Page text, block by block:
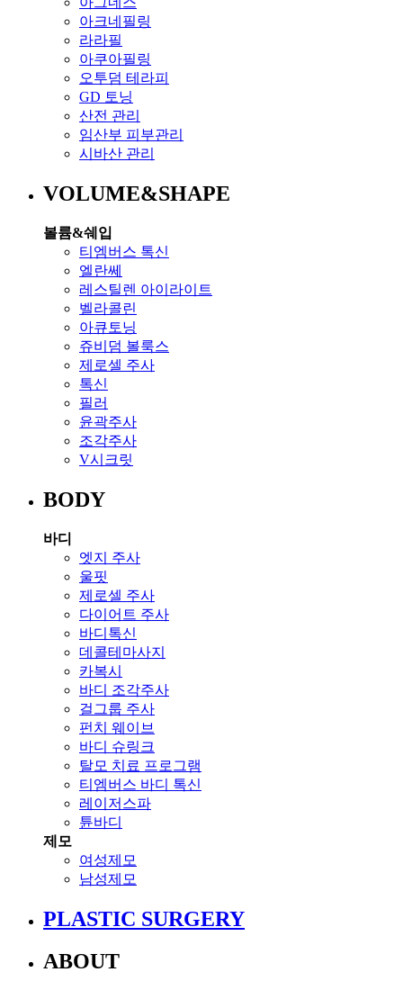
아크네필링
라라필
아쿠아필링
오투덤 테라피
GD 토닝
산전 관리
임산부 피부관리
시바산 관리
VOLUME&SHAPE
볼륨&쉐입
티엠버스 톡신
엘란쎄
레스틸렌 아이라이트
벨라콜린
아큐토닝
쥬비덤 볼룩스
제로셀 주사
톡신
필러
윤곽주사
조각주사
V시크릿
BODY
바디
엣지 주사
울핏
제로셀 주사
다이어트 주사
바디톡신
데콜테마사지
카복시
바디 조각주사
걸그룹 주사
펀치 웨이브
바디 슈링크
탈모 치료 프로그램
티엠버스 바디 톡신
레이저스파
튠바디
제모
여성제모
남성제모
PLASTIC SURGERY
ABOUT